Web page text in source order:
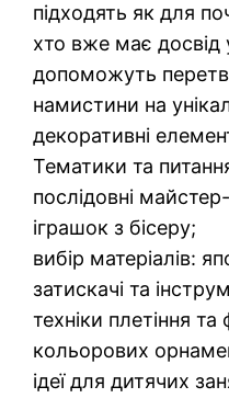
підходять як для
хто вже має досвід
допоможуть
намистини на
декоративні
Тематики та
послідовні
іграшок з бісеру;
вибір матеріалів:
затискачі та
техніки плетіння
кольорових
ідеї для дитячих